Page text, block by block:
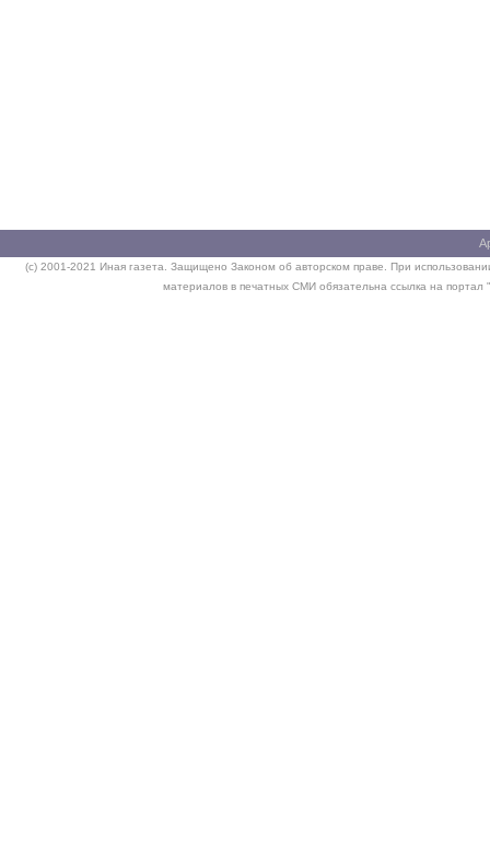
(c) 2001-2021 Иная газета. Защищено Законом об авторском праве. При
материалов в печатных СМИ обязательна ссылка на